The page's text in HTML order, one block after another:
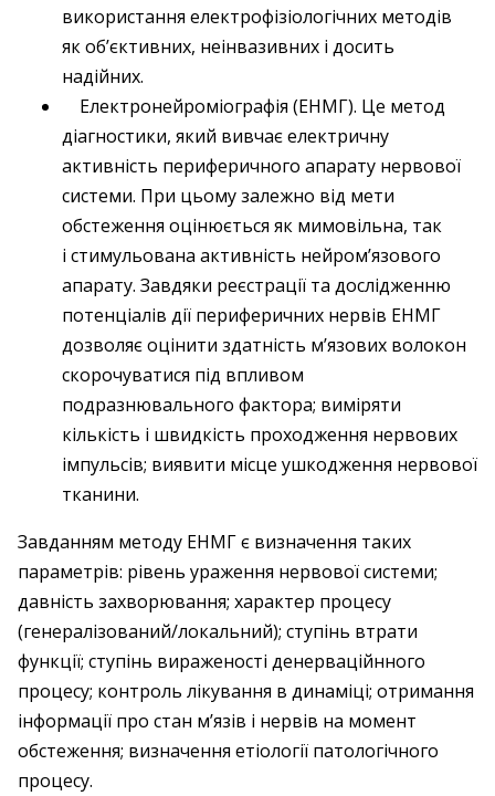
використання електрофізіологічних методів
як об’єктивних, неінвазивних і досить
надійних.
Електронейроміографія (ЕНМГ). Це метод
діагностики, який вивчає електричну
активність периферичного апарату нервової
системи. При цьому залежно від мети
обстеження оцінюється як мимовільна, так
і стимульована активність нейром’язового
апарату. Завдяки реєстрації та дослідженню
потенціалів дії периферичних нервів ЕНМГ
дозволяє оцінити здатність м’язових волокон
скорочуватися під впливом
подразнювального фактора; виміряти
кількість і швидкість проходження нервових
імпульсів; виявити місце ушкодження нервової
тканини.
Завданням методу ЕНМГ є визначення таких
параметрів: рівень ураження нервової системи;
давність захворювання; характер процесу
(генералізований/локальний); ступінь втрати
функції; ступінь вираженості денерваційнного
процесу; контроль лікування в динаміці; отримання
інформації про стан м’язів і нервів на момент
обстеження; визначення етіології патологічного
процесу.